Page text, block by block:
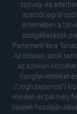
szöveg- és
szerzői jogról
értelmében a
szolgáltatások
Parlament és a
Az oldalak, azok
az azokon
hangfelvételeket
("Jogtulajdonos")
minden és bármely
írásbeli